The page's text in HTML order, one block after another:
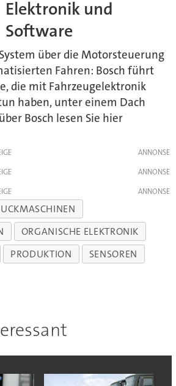
Elektronik und
Software
über die Motorsteuerung
Fahren: Bosch führt
die mit Fahrzeugelektronik
haben, unter einem Dach
Bosch lesen Sie hier
ORGANISCHE ELEKTRONIK
PRODUKTION SENSOREN